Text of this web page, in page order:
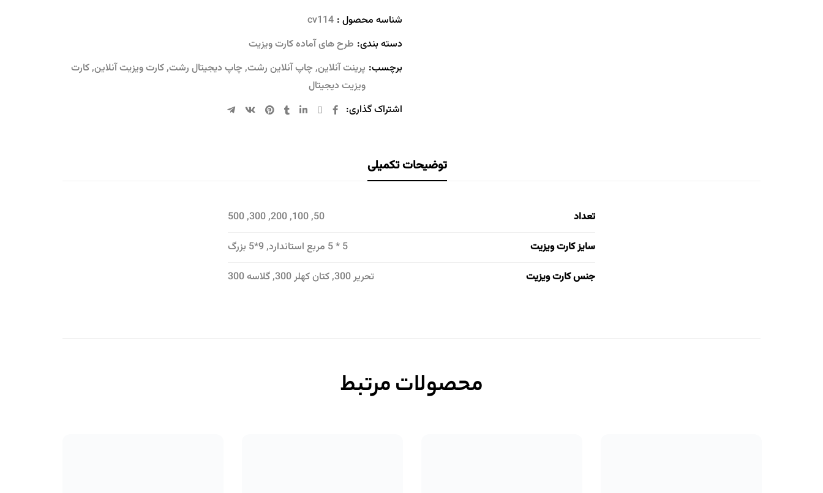
شناسه محصول : cv114
دسته بندی: طرح های آماده کارت ویزیت
برچسب: پرینت آنلاین,چاپ آنلاین رشت,چاپ دیجیتال رشت,کارت ویزیت آنلاین,کارت
ویزیت دیجیتال
اشتراک گذاری:
توضیحات تکمیلی
تعداد
50, 100, 200, 300, 500
سایز کارت ویزیت
5 * 5 مربع استاندارد, 9*5 بزرگ
جنس کارت ویزیت
تحریر 300, کتان کهلر 300, گلاسه 300
محصولات مرتبط